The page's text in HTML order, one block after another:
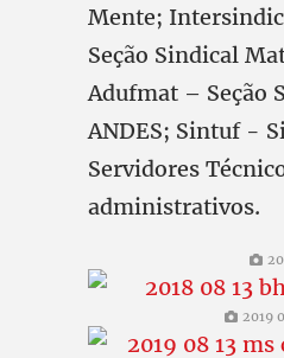
Mente;
Seção Sindical
Adufmat – Seção
ANDES; Sintuf -
Servidores
administrativos.
2019